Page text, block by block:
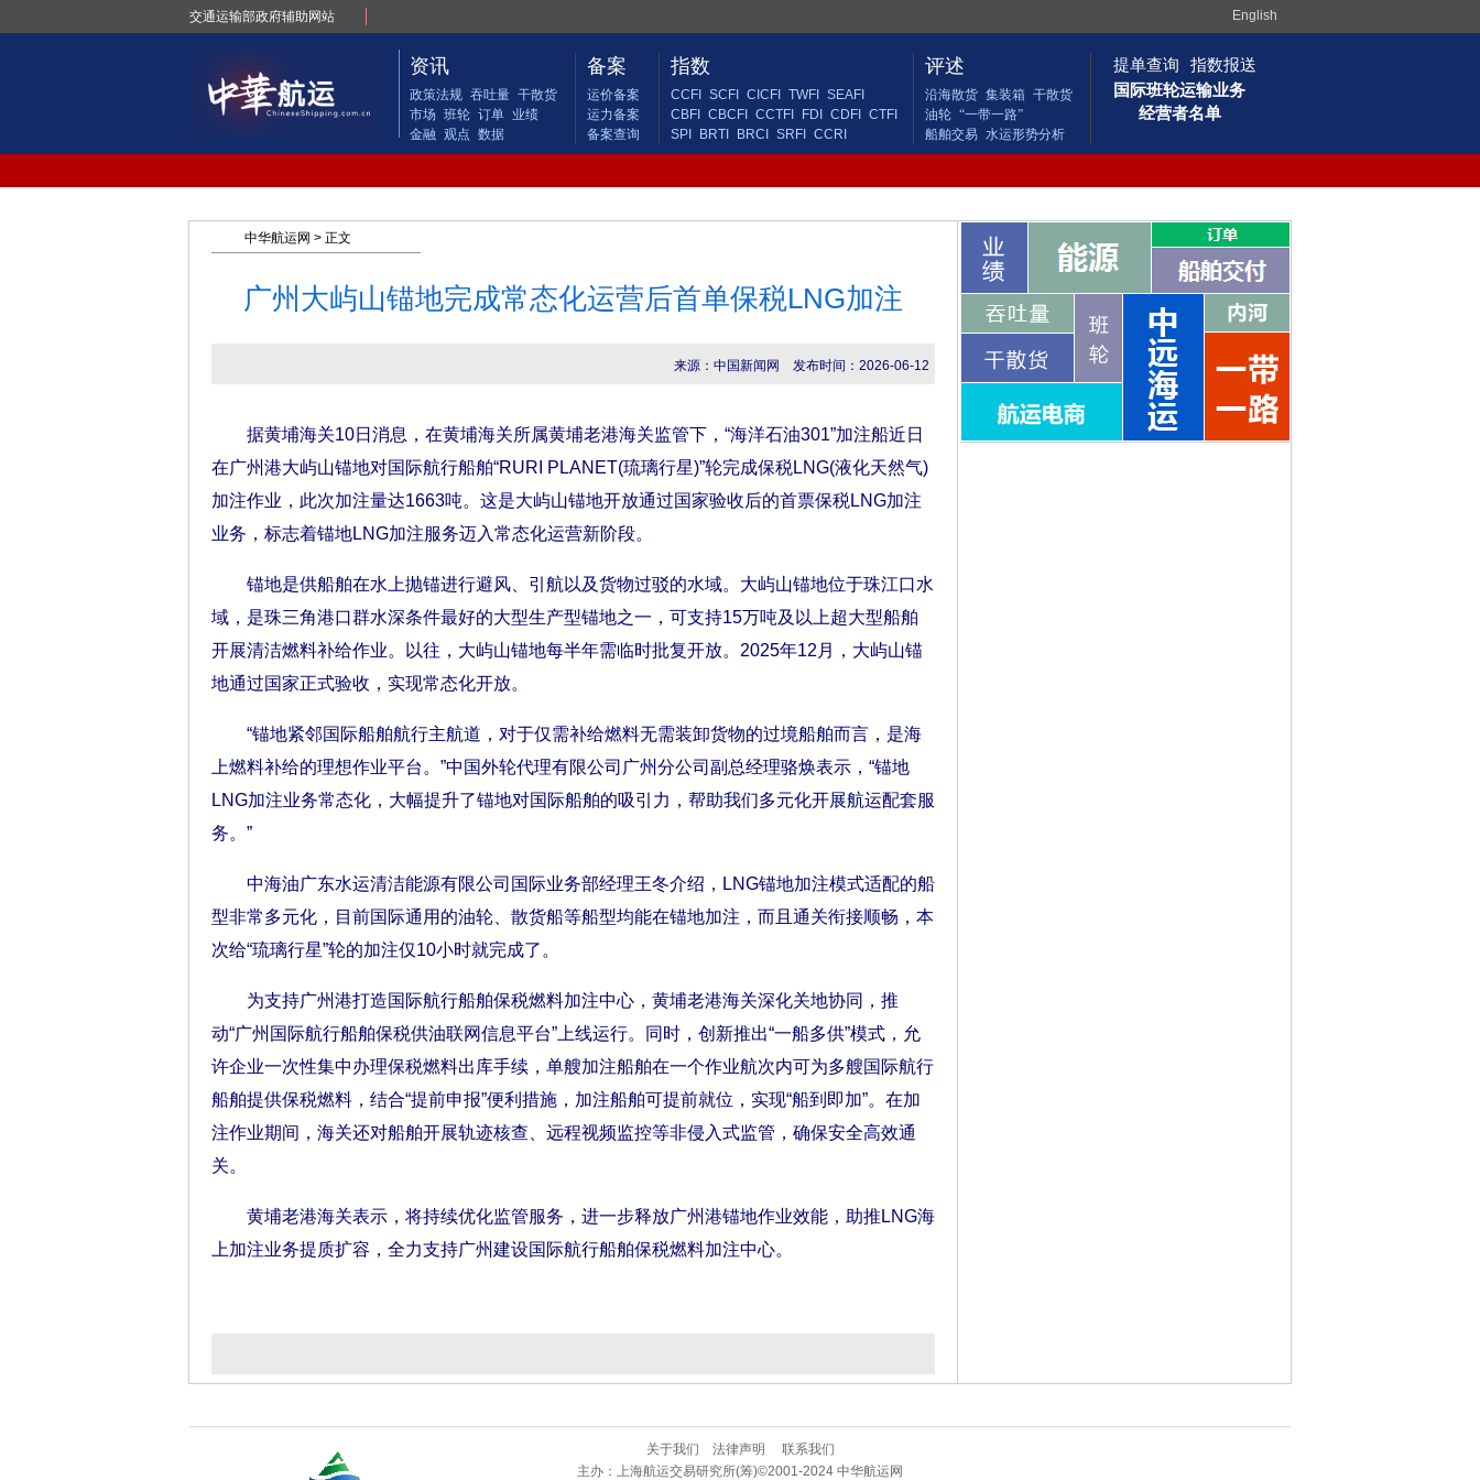
交通运输部政府辅助网站 English
资讯
政策法规 吞吐量 干散货
市场 班轮 订单 业绩
金融 观点 数据
备案
运价备案
运力备案
备案查询
指数
CCFI SCFI CICFI TWFI
SEAFI
CBFI
CBCFI CCTFI FDI CDFI
CTFI
SPI
BRTI BRCI SRFI CCRI
评述
沿海散货 集装箱 干散货
油轮 “一带一路”
船舶交易 水运形势分析
提单查询
指数报送
国际班轮运输业务
经营者名单
中华航运网 > 正文
广州大屿山锚地完成常态化运营后首单保税LNG加注
来源：中国新闻网 发布时间：2026-06-12
据黄埔海关10日消息，在黄埔海关所属黄埔老港海关监管下，“海洋石油301”加注船近日
在广州港大屿山锚地对国际航行船舶“RURI PLANET(琉璃行星)”轮完成保税LNG(液化天然气)
加注作业，此次加注量达1663吨。这是大屿山锚地开放通过国家验收后的首票保税LNG加注
业务，标志着锚地LNG加注服务迈入常态化运营新阶段。
锚地是供船舶在水上抛锚进行避风、引航以及货物过驳的水域。大屿山锚地位于珠江口水
域，是珠三角港口群水深条件最好的大型生产型锚地之一，可支持15万吨及以上超大型船舶
开展清洁燃料补给作业。以往，大屿山锚地每半年需临时批复开放。2025年12月，大屿山锚
地通过国家正式验收，实现常态化开放。
“锚地紧邻国际船舶航行主航道，对于仅需补给燃料无需装卸货物的过境船舶而言，是海
上燃料补给的理想作业平台。”中国外轮代理有限公司广州分公司副总经理骆焕表示，“锚地
LNG加注业务常态化，大幅提升了锚地对国际船舶的吸引力，帮助我们多元化开展航运配套服
务。”
中海油广东水运清洁能源有限公司国际业务部经理王冬介绍，LNG锚地加注模式适配的船
型非常多元化，目前国际通用的油轮、散货船等船型均能在锚地加注，而且通关衔接顺畅，本
次给“琉璃行星”轮的加注仅10小时就完成了。
为支持广州港打造国际航行船舶保税燃料加注中心，黄埔老港海关深化关地协同，推
动“广州国际航行船舶保税供油联网信息平台”上线运行。同时，创新推出“一船多供”模式，允
许企业一次性集中办理保税燃料出库手续，单艘加注船舶在一个作业航次内可为多艘国际航行
船舶提供保税燃料，结合“提前申报”便利措施，加注船舶可提前就位，实现“船到即加”。在加
注作业期间，海关还对船舶开展轨迹核查、远程视频监控等非侵入式监管，确保安全高效通
关。
黄埔老港海关表示，将持续优化监管服务，进一步释放广州港锚地作业效能，助推LNG海
上加注业务提质扩容，全力支持广州建设国际航行船舶保税燃料加注中心。
关于我们 法律声明
联系我们
主办： 上海航运交易研究所(筹)©2001-2024 中华航运网